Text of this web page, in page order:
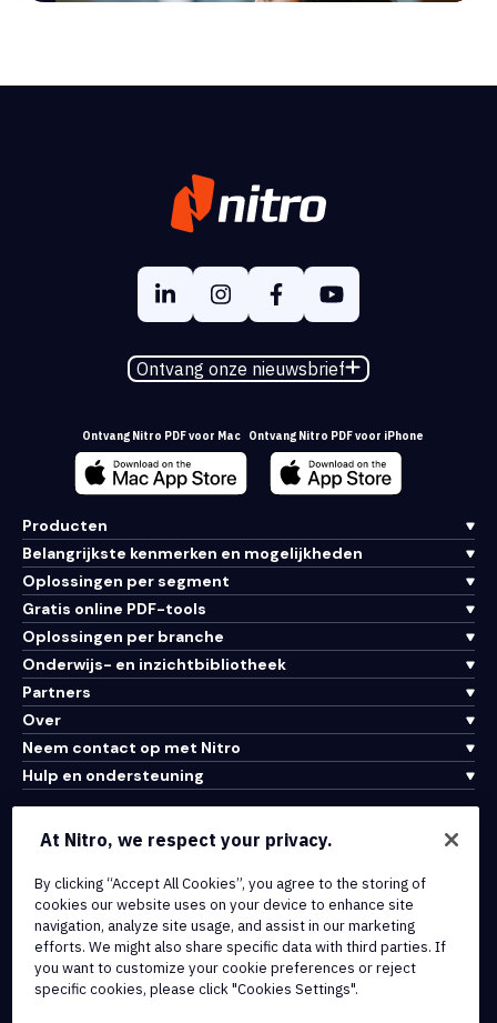
Ontvang onze nieuwsbrief
Ontvang Nitro PDF voor Mac Ontvang Nitro PDF voor iPhone
Producten
Belangrijkste kenmerken en mogelijkheden
Oplossingen per segment
Gratis online PDF-tools
Oplossingen per branche
Onderwijs- en inzichtbibliotheek
Partners
Over
Neem contact op met Nitro
Hulp en ondersteuning
Integraties en API-connectiviteit
Cookiebeleid
Copyrightbeleid
Alle voorwaarden en beleidsmaatregelen
© 2026 Nitro Software, Inc. Inc. Alle rechten voorbehouden.
At Nitro, we respect your privacy.
By clicking “Accept All Cookies”, you agree to the storing of
cookies our website uses on your device to enhance site
navigation, analyze site usage, and assist in our marketing
efforts. We might also share specific data with third parties. If
you want to customize your cookie preferences or reject
specific cookies, please click "Cookies Settings".